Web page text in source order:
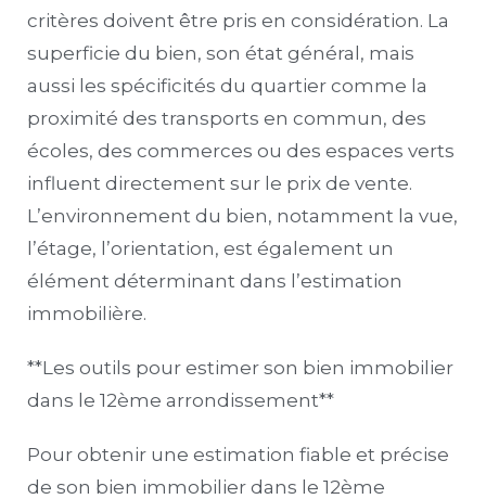
critères doivent être pris en considération. La
superficie du bien, son état général, mais
aussi les spécificités du quartier comme la
proximité des transports en commun, des
écoles, des commerces ou des espaces verts
influent directement sur le prix de vente.
L’environnement du bien, notamment la vue,
l’étage, l’orientation, est également un
élément déterminant dans l’estimation
immobilière.
**Les outils pour estimer son bien immobilier
dans le 12ème arrondissement**
Pour obtenir une estimation fiable et précise
de son bien immobilier dans le 12ème